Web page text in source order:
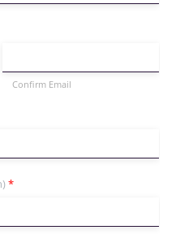
Confirm Email
*